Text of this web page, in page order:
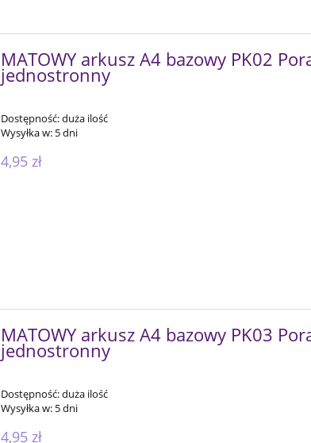
MATOWY arkusz A4 bazowy PK02
jednostronny
Dostępność:duża ilość
Wysyłka w: 5 dni
4,95 zł
MATOWY arkusz A4 bazowy PK03
jednostronny
Dostępność:duża ilość
Wysyłka w: 5 dni
4,95 zł